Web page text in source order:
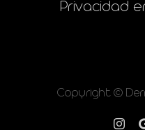
Privacidad
Copyright ©